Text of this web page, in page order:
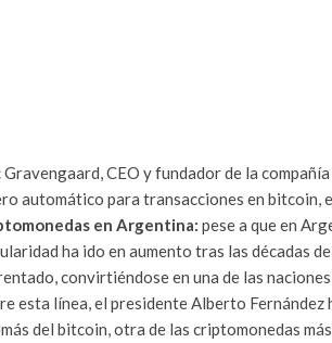
Gravengaard, CEO y fundador de la
automático para transacciones en bitcoin,
en Argentina: pese a que en
ha ido en aumento tras las décadas
convirtiéndose en una de las
esta línea, el presidente Alberto
del bitcoin, otra de las criptomonedas